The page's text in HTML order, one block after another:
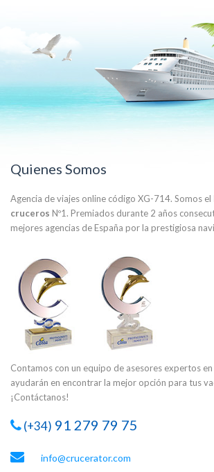
Quienes Somos
Agencia de viajes online código XG-714. Somos el
cruceros Nº1. Premiados durante 2 años
mejores agencias de España por la prestigiosa
Contamos con un equipo de asesores expertos
ayudarán en encontrar la mejor opción para tus
¡Contáctanos!
(+34) 91 279 79 75
info@crucerator.com